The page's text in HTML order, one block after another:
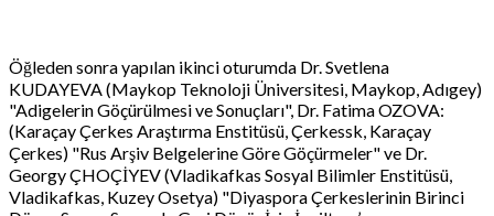
Öğleden sonra yapılan ikinci oturumda Dr. Svetlena
KUDAYEVA (Maykop Teknoloji Üniversitesi, Maykop, Adıgey)
"Adigelerin Göçürülmesi ve Sonuçları", Dr. Fatima OZOVA:
(Karaçay Çerkes Araştırma Enstitüsü, Çerkessk, Karaçay
Çerkes) "Rus Arşiv Belgelerine Göre Göçürmeler" ve Dr.
Georgy ÇHOÇİYEV (Vladikafkas Sosyal Bilimler Enstitüsü,
Vladikafkas, Kuzey Osetya) "Diyaspora Çerkeslerinin Birinci